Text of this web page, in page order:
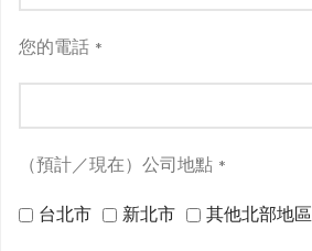
您的電話 *
（預計／現在）公司地點 *
台北市 新北市 其他北部地區